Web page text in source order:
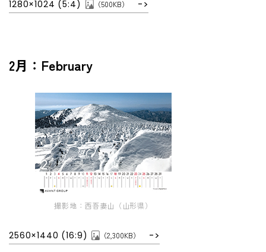
1280×1024 (5:4) （500KB）
2月：February
撮影地：西吾妻山（山形県）
2560×1440 (16:9) （2,300KB）